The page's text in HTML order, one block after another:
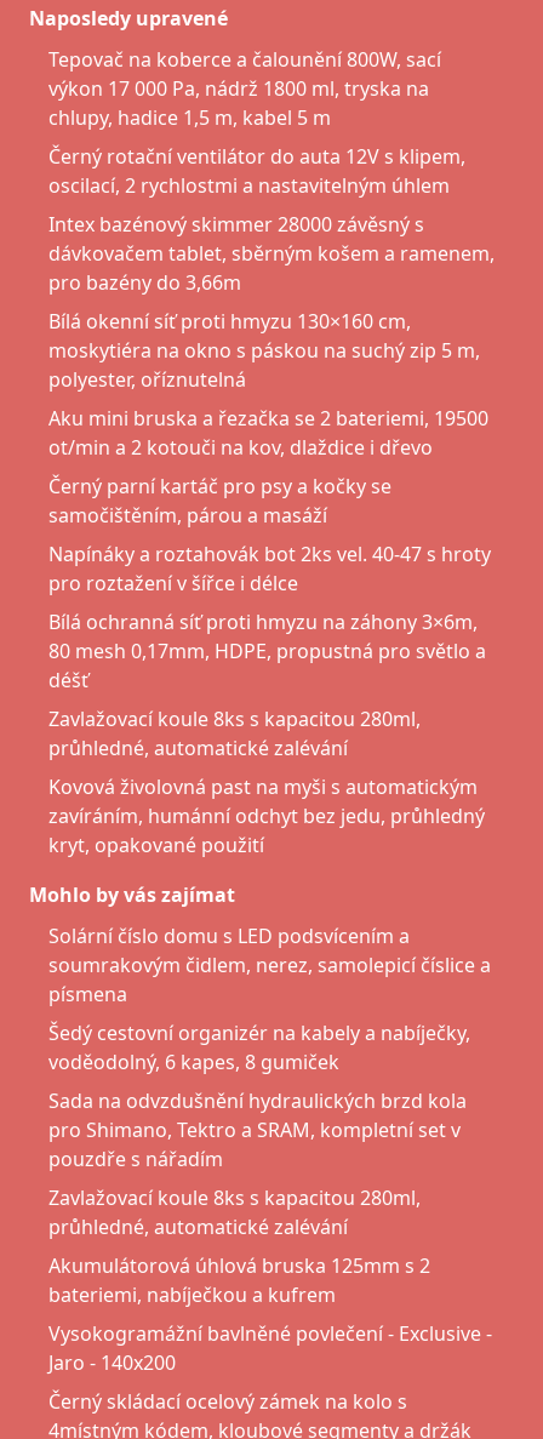
Naposledy upravené
Tepovač na koberce a čalounění 800W, sací
výkon 17 000 Pa, nádrž 1800 ml, tryska na
chlupy, hadice 1,5 m, kabel 5 m
Černý rotační ventilátor do auta 12V s klipem,
oscilací, 2 rychlostmi a nastavitelným úhlem
Intex bazénový skimmer 28000 závěsný s
dávkovačem tablet, sběrným košem a ramenem,
pro bazény do 3,66m
Bílá okenní síť proti hmyzu 130×160 cm,
moskytiéra na okno s páskou na suchý zip 5 m,
polyester, oříznutelná
Aku mini bruska a řezačka se 2 bateriemi, 19500
ot/min a 2 kotouči na kov, dlaždice i dřevo
Černý parní kartáč pro psy a kočky se
samočištěním, párou a masáží
Napínáky a roztahovák bot 2ks vel. 40-47 s hroty
pro roztažení v šířce i délce
Bílá ochranná síť proti hmyzu na záhony 3×6m,
80 mesh 0,17mm, HDPE, propustná pro světlo a
déšť
Zavlažovací koule 8ks s kapacitou 280ml,
průhledné, automatické zalévání
Kovová živolovná past na myši s automatickým
zavíráním, humánní odchyt bez jedu, průhledný
kryt, opakované použití
Mohlo by vás zajímat
Solární číslo domu s LED podsvícením a
soumrakovým čidlem, nerez, samolepicí číslice a
písmena
Šedý cestovní organizér na kabely a nabíječky,
voděodolný, 6 kapes, 8 gumiček
Sada na odvzdušnění hydraulických brzd kola
pro Shimano, Tektro a SRAM, kompletní set v
pouzdře s nářadím
Zavlažovací koule 8ks s kapacitou 280ml,
průhledné, automatické zalévání
Akumulátorová úhlová bruska 125mm s 2
bateriemi, nabíječkou a kufrem
Vysokogramážní bavlněné povlečení - Exclusive -
Jaro - 140x200
Černý skládací ocelový zámek na kolo s
4místným kódem, kloubové segmenty a držák